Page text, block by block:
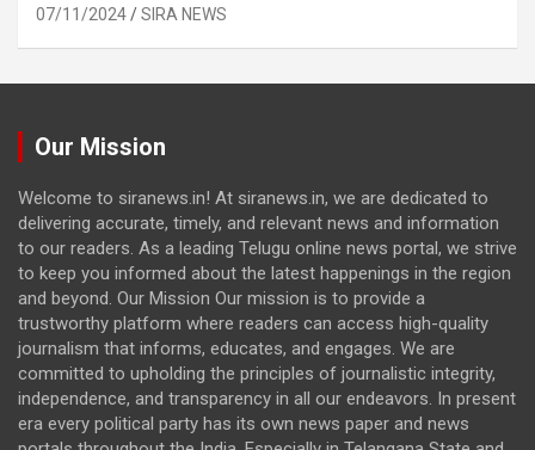
07/11/2024 SIRA NEWS
Our Mission
Welcome to siranews.in! At siranews.in, we are dedicated to
delivering accurate, timely, and relevant news and information
to our readers. As a leading Telugu online news portal, we strive
to keep you informed about the latest happenings in the region
and beyond. Our Mission Our mission is to provide a
trustworthy platform where readers can access high-quality
journalism that informs, educates, and engages. We are
committed to upholding the principles of journalistic integrity,
independence, and transparency in all our endeavors. In present
era every political party has its own news paper and news